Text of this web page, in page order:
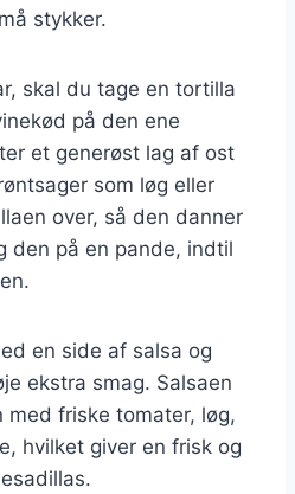
stykker.
skal du tage en tortilla
på den ene
et generøst lag af ost
som løg eller
over, så den danner
den på en pande, indtil
en side af salsa og
ekstra smag. Salsaen
med friske tomater, løg,
hvilket giver en frisk og